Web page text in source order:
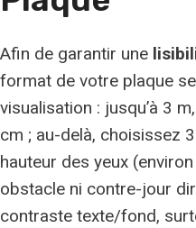
Afin de garantir une
format de votre plaque
visualisation : jusqu’à 3
cm ; au-delà, choisissez
hauteur des yeux
obstacle ni contre-jour
contraste texte/fond,